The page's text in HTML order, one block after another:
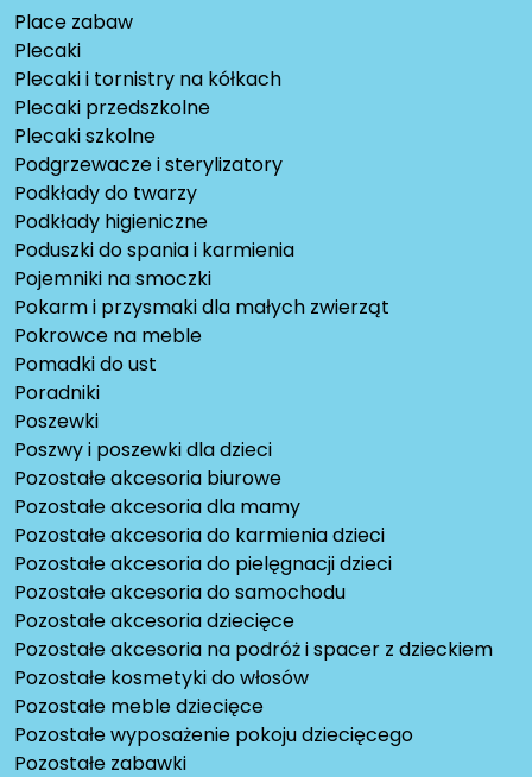
Place zabaw
Plecaki
Plecaki i tornistry na kółkach
Plecaki przedszkolne
Plecaki szkolne
Podgrzewacze i sterylizatory
Podkłady do twarzy
Podkłady higieniczne
Poduszki do spania i karmienia
Pojemniki na smoczki
Pokarm i przysmaki dla małych zwierząt
Pokrowce na meble
Pomadki do ust
Poradniki
Poszewki
Poszwy i poszewki dla dzieci
Pozostałe akcesoria biurowe
Pozostałe akcesoria dla mamy
Pozostałe akcesoria do karmienia dzieci
Pozostałe akcesoria do pielęgnacji dzieci
Pozostałe akcesoria do samochodu
Pozostałe akcesoria dziecięce
Pozostałe akcesoria na podróż i spacer z dzieckiem
Pozostałe kosmetyki do włosów
Pozostałe meble dziecięce
Pozostałe wyposażenie pokoju dziecięcego
Pozostałe zabawki